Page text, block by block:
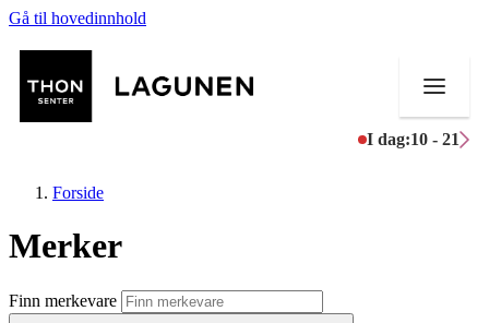
Gå til hovedinnhold
I dag:10 - 21
Butikker
Forside
Merker
Finn merkevare